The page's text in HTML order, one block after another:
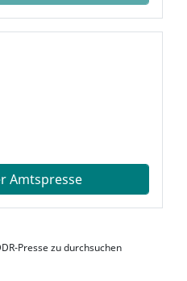
Amtspresse
Presse zu durchsuchen